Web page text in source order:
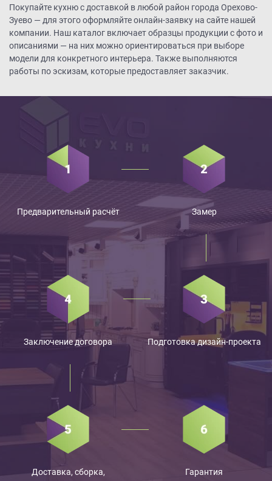
Покупайте кухню с доставкой в любой район города Орехово-
Зуево — для этого оформляйте онлайн-заявку на сайте нашей
компании. Наш каталог включает образцы продукции с фото и
описаниями — на них можно ориентироваться при выборе
модели для конкретного интерьера. Также выполняются
работы по эскизам, которые предоставляет заказчик.
Предварительный расчёт Замер
Подготовка дизайн-проекта
Заключение договора
Доставка, сборка,
Гарантия